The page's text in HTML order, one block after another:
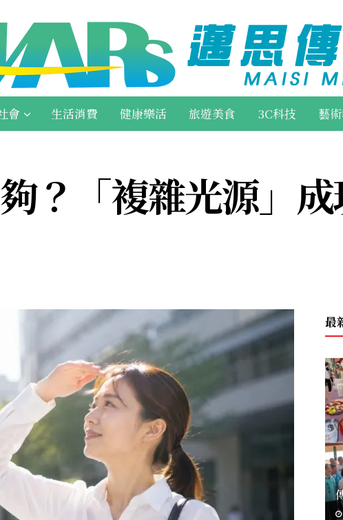
會 生活消費 健康樂活 旅遊美食 3C科技 藝
？「複雜光源」
最